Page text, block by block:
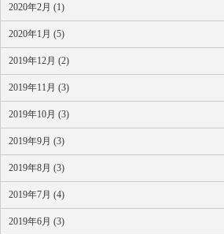
2020年2月 (1)
2020年1月 (5)
2019年12月 (2)
2019年11月 (3)
2019年10月 (3)
2019年9月 (3)
2019年8月 (3)
2019年7月 (4)
2019年6月 (3)